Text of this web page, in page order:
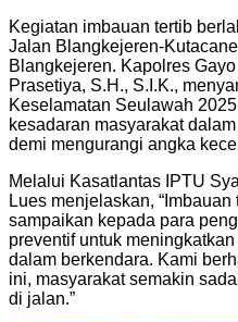
Kegiatan imbauan tertib
Jalan Blangkejeren-
Blangkejeren. Kapolres
Prasetiya, S.H., S.I.K.,
Keselamatan Seulawah
kesadaran masyarakat
demi mengurangi angka
Melalui Kasatlantas IPTU
Lues menjelaskan,
sampaikan kepada para
preventif untuk
dalam berkendara. Kami
ini, masyarakat semakin
di jalan.”